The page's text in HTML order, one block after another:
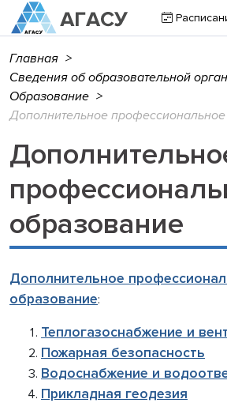
Главная >
Сведения об образовательной
Образование >
Дополнительное
образование
Дополнительное
образование:
Теплогазоснабжение и
Пожарная безопасность
Водоснабжение и
Прикладная геодезия